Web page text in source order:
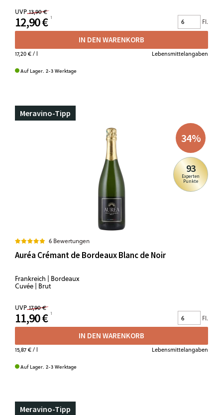
UVP 13,90 €
12,90 € Fl.
IN DEN WARENKORB
17,20 €/ l Lebensmittelangaben
Auf Lager. 2-3 Werktage
Meravino-Tipp
34%
93
Experten
Punkte
6 Bewertungen
Auréa Crémant de Bordeaux Blanc de Noir
Frankreich | Bordeaux
Cuvée | Brut
UVP 17,90 €
11,90 € Fl.
IN DEN WARENKORB
15,87 €/ l Lebensmittelangaben
Auf Lager. 2-3 Werktage
Meravino-Tipp